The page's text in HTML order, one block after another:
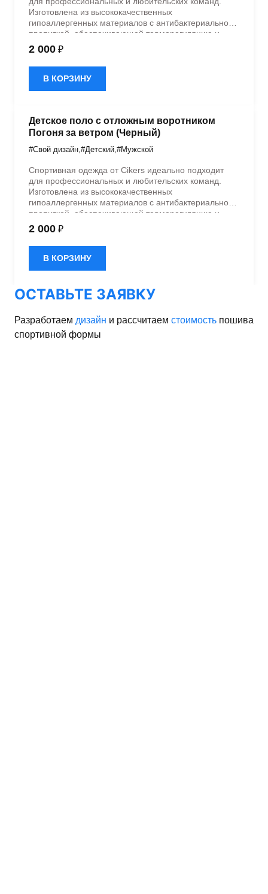
Изготовлена из высококачественных
гипоаллергенных материалов с антибактериальной
пропиткой, обеспечивающей терморегуляцию и
быстрое влагоотведение. Одежда обладает
эластичностью в 5 направлениях и стильным
дизайном.
2 000 ₽
В КОРЗИНУ
Детское поло с отложным воротником
Погоня за ветром (Черный)
#Свой дизайн #Детский #Мужской
Спортивная одежда от Cikers идеально подходит
для профессиональных и любительских команд.
Изготовлена из высококачественных
гипоаллергенных материалов с антибактериальной
пропиткой, обеспечивающей терморегуляцию и
быстрое влагоотведение. Одежда обладает
эластичностью в 5 направлениях и стильным
дизайном.
2 000 ₽
В КОРЗИНУ
ОСТАВЬТЕ ЗАЯВКУ
Разработаем дизайн и рассчитаем стоимость пошива
спортивной формы